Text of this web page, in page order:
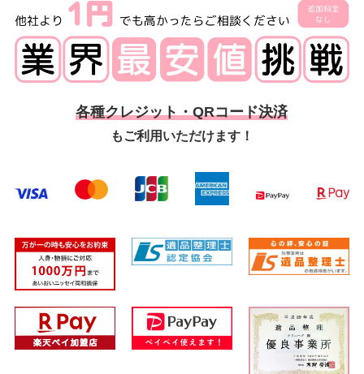
各種クレジット・QRコード決済
もご利用いただけます！